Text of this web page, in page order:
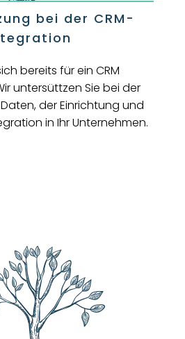
bei der CRM-
bereits für ein CRM
untersüttzen Sie bei der
der Einrichtung und
in Ihr Unternehmen.